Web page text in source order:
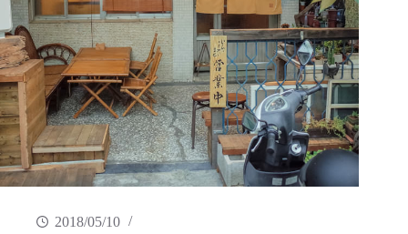
2018/05/10